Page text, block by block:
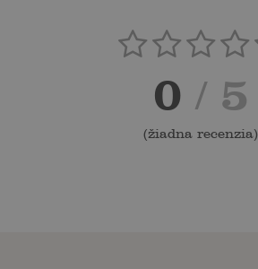
0 / 5
(žiadna recenzia)